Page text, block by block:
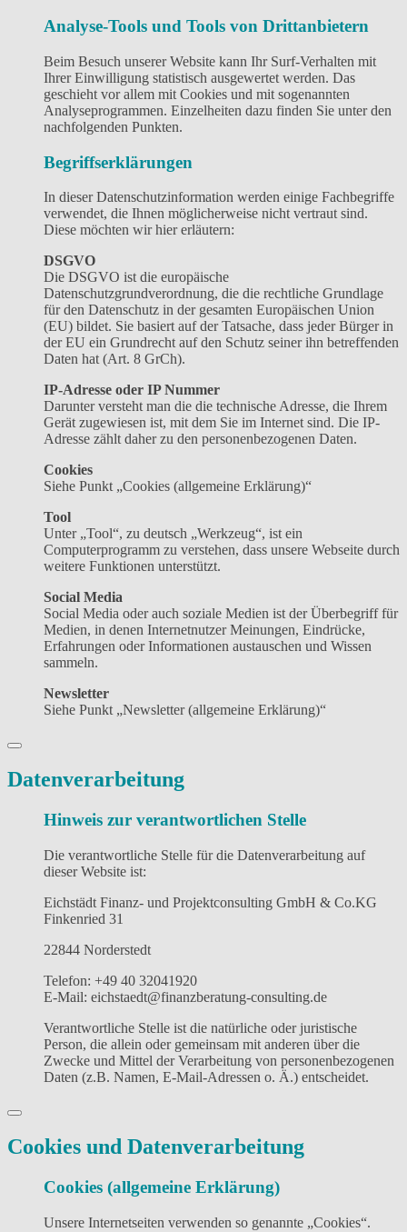
Analyse-Tools und Tools von Drittanbietern
Beim Besuch unserer Website kann Ihr Surf-Verhalten mit
Ihrer Einwilligung statistisch ausgewertet werden. Das
geschieht vor allem mit Cookies und mit sogenannten
Analyseprogrammen. Einzelheiten dazu finden Sie unter den
nachfolgenden Punkten.
Begriffserklärungen
In dieser Datenschutzinformation werden einige Fachbegriffe
verwendet, die Ihnen möglicherweise nicht vertraut sind.
Diese möchten wir hier erläutern:
DSGVO
Die DSGVO ist die europäische
Datenschutzgrundverordnung, die die rechtliche Grundlage
für den Datenschutz in der gesamten Europäischen Union
(EU) bildet. Sie basiert auf der Tatsache, dass jeder Bürger in
der EU ein Grundrecht auf den Schutz seiner ihn betreffenden
Daten hat (Art. 8 GrCh).
IP-Adresse oder IP Nummer
Darunter versteht man die die technische Adresse, die Ihrem
Gerät zugewiesen ist, mit dem Sie im Internet sind. Die IP-
Adresse zählt daher zu den personenbezogenen Daten.
Cookies
Siehe Punkt „Cookies (allgemeine Erklärung)“
Tool
Unter „Tool“, zu deutsch „Werkzeug“, ist ein
Computerprogramm zu verstehen, dass unsere Webseite durch
weitere Funktionen unterstützt.
Social Media
Social Media oder auch soziale Medien ist der Überbegriff für
Medien, in denen Internetnutzer Meinungen, Eindrücke,
Erfahrungen oder Informationen austauschen und Wissen
sammeln.
Newsletter
Siehe Punkt „Newsletter (allgemeine Erklärung)“
Datenverarbeitung
Hinweis zur verantwortlichen Stelle
Die verantwortliche Stelle für die Datenverarbeitung auf
dieser Website ist:
Eichstädt Finanz- und Projektconsulting GmbH & Co.KG
Finkenried 31
22844 Norderstedt
Telefon: +49 40 32041920
E-Mail: eichstaedt@finanzberatung-consulting.de
Verantwortliche Stelle ist die natürliche oder juristische
Person, die allein oder gemeinsam mit anderen über die
Zwecke und Mittel der Verarbeitung von personenbezogenen
Daten (z.B. Namen, E-Mail-Adressen o. Ä.) entscheidet.
Cookies und Datenverarbeitung
Cookies (allgemeine Erklärung)
Unsere Internetseiten verwenden so genannte „Cookies“.